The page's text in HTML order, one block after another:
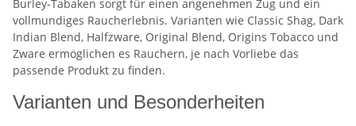
Burley-Tabaken sorgt für einen angenehmen Zug und ein
vollmundiges Raucherlebnis. Varianten wie Classic Shag, Dark
Indian Blend, Halfzware, Original Blend, Origins Tobacco und
Zware ermöglichen es Rauchern, je nach Vorliebe das
passende Produkt zu finden.
Varianten und Besonderheiten